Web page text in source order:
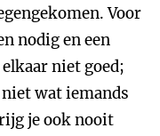
Voor
nodig en een
niet goed;
wat iemands
je ook nooit